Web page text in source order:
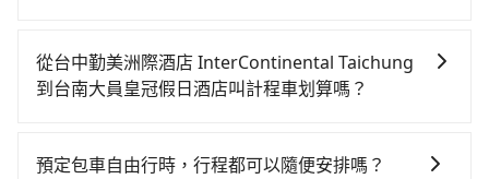
分鐘。抵達高鐵站後，步行進站、現場購票並於月台排
隊的時間約20分鐘，再乘坐36~54分鐘（平均45分）的
41分鐘、車費700元後，抵達台南大員皇冠假日酒店 (台
時不需要閉目養神（因為要自己開車），最重要的是你
當天就要來回，那在台中路邊可隨租隨借的iRent應該是
勤美洲際酒店 InterContinental Taichung到台南大員
從台中勤美洲際酒店 InterContinental Taichung
到台南大員皇冠假日酒店叫計程車划算嗎？
灣大車隊、Uber、Line Taxi、Yoxi等，如果在路邊攔不
預定包車自由行時，行程都可以隨便安排嗎？